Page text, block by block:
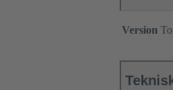
Version